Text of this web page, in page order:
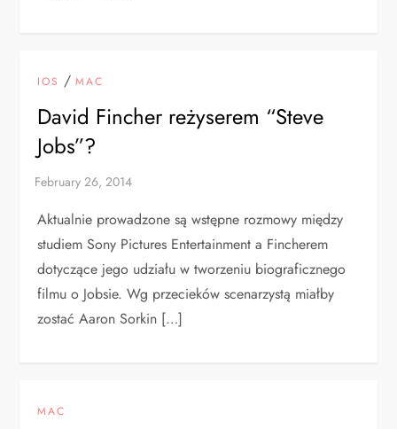
IOS /MAC
David Fincher reżyserem “Steve
Jobs”?
Aktualnie prowadzone są wstępne rozmowy między
studiem Sony Pictures Entertainment a Fincherem
dotyczące jego udziału w tworzeniu biograficznego
filmu o Jobsie. Wg przecieków scenarzystą miałby
zostać Aaron Sorkin […]
MAC